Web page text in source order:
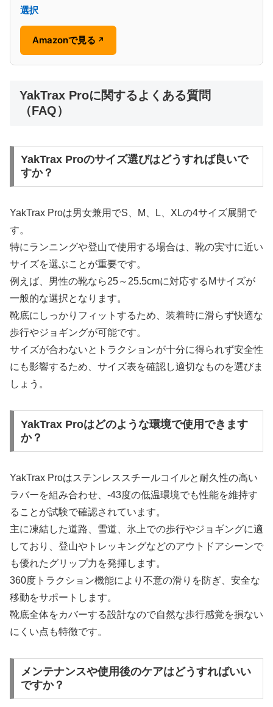
選択
Amazonで見る ↗
YakTrax Proに関するよくある質問
（FAQ）
YakTrax Proのサイズ選びはどうすれば良いで
すか？
YakTrax Proは男女兼用でS、M、L、XLの4サイズ展開で
す。
特にランニングや登山で使用する場合は、靴の実寸に近い
サイズを選ぶことが重要です。
例えば、男性の靴なら25～25.5cmに対応するMサイズが
一般的な選択となります。
靴底にしっかりフィットするため、装着時に滑らず快適な
歩行やジョギングが可能です。
サイズが合わないとトラクションが十分に得られず安全性
にも影響するため、サイズ表を確認し適切なものを選びま
しょう。
YakTrax Proはどのような環境で使用できます
か？
YakTrax Proはステンレススチールコイルと耐久性の高い
ラバーを組み合わせ、-43度の低温環境でも性能を維持す
ることが試験で確認されています。
主に凍結した道路、雪道、氷上での歩行やジョギングに適
しており、登山やトレッキングなどのアウトドアシーンで
も優れたグリップ力を発揮します。
360度トラクション機能により不意の滑りを防ぎ、安全な
移動をサポートします。
靴底全体をカバーする設計なので自然な歩行感覚を損ない
にくい点も特徴です。
メンテナンスや使用後のケアはどうすればいい
ですか？